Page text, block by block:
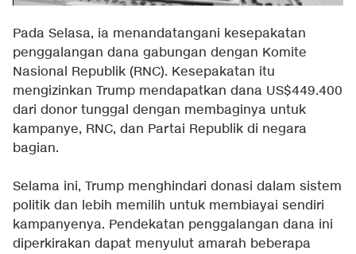
Pada Selasa, ia menandatangani kesepakatan
penggalangan dana gabungan dengan Komite
Nasional Republik (RNC). Kesepakatan itu
mengizinkan Trump mendapatkan dana US$449.400
dari donor tunggal dengan membaginya untuk
kampanye, RNC, dan Partai Republik di negara
bagian.
Selama ini, Trump menghindari donasi dalam sistem
politik dan lebih memilih untuk membiayai sendiri
kampanyenya. Pendekatan penggalangan dana ini
diperkirakan dapat menyulut amarah beberapa